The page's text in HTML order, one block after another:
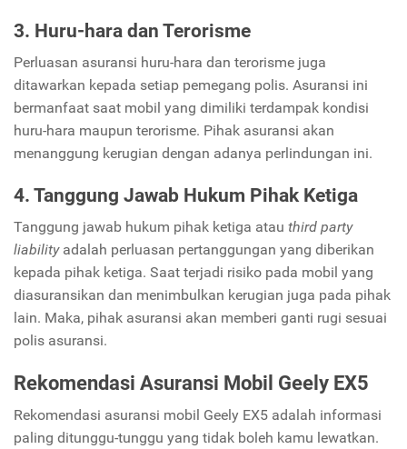
3. Huru-hara dan Terorisme
Perluasan asuransi huru-hara dan terorisme juga
ditawarkan kepada setiap pemegang polis. Asuransi ini
bermanfaat saat mobil yang dimiliki terdampak kondisi
huru-hara maupun terorisme. Pihak asuransi akan
menanggung kerugian dengan adanya perlindungan ini.
4. Tanggung Jawab Hukum Pihak Ketiga
Tanggung jawab hukum pihak ketiga atau third party
liabilityadalah perluasan pertanggungan yang diberikan
kepada pihak ketiga. Saat terjadi risiko pada mobil yang
diasuransikan dan menimbulkan kerugian juga pada pihak
lain. Maka, pihak asuransi akan memberi ganti rugi sesuai
polis asuransi.
Rekomendasi Asuransi Mobil Geely EX5
Rekomendasi asuransi mobil Geely EX5 adalah informasi
paling ditunggu-tunggu yang tidak boleh kamu lewatkan.